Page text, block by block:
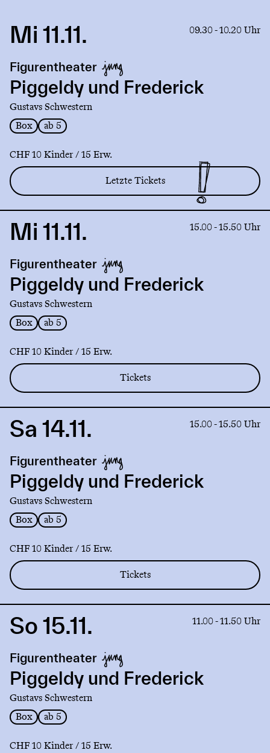
Link
Piggeldy
und
Frederick
Mi 11.11. 09.30 - 10.20 Uhr
Figurentheater
Piggeldy und Frederick
Gustavs Schwestern
Box
ab 5
CHF 10 Kinder / 15 Erw.
Letzte Tickets
Link
Piggeldy
und
Frederick
Mi 11.11. 15.00 - 15.50 Uhr
Figurentheater
Piggeldy und Frederick
Gustavs Schwestern
Box
ab 5
CHF 10 Kinder / 15 Erw.
Tickets
Link
Piggeldy
und
Frederick
Sa 14.11. 15.00 - 15.50 Uhr
Figurentheater
Piggeldy und Frederick
Gustavs Schwestern
Box
ab 5
CHF 10 Kinder / 15 Erw.
Tickets
Link
Piggeldy
und
Frederick
So 15.11. 11.00 - 11.50 Uhr
Figurentheater
Piggeldy und Frederick
Gustavs Schwestern
Box
ab 5
CHF 10 Kinder / 15 Erw.